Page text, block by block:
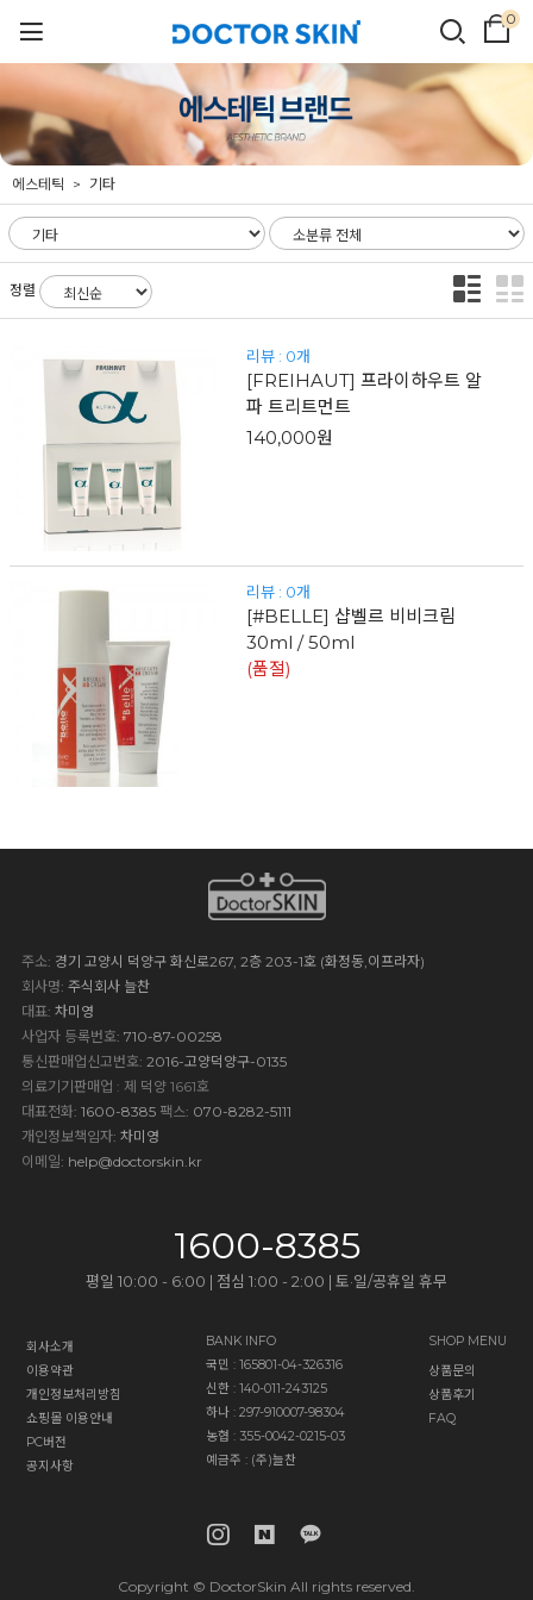
0
에스테틱 기타
정렬
리뷰 : 0개
[FREIHAUT] 프라이하우트 알
파 트리트먼트
140,000원
리뷰 : 0개
[#BELLE] 샵벨르 비비크림
30ml / 50ml
(품절)
주소: 경기 고양시 덕양구 화신로267, 2층 203-1호 (화정동,이프라자)
회사명: 주식회사 늘찬
대표: 차미영
사업자 등록번호: 710-87-00258
통신판매업신고번호: 2016-고양덕양구-0135
의료기기판매업 : 제 덕양 1661호
대표전화: 1600-8385 팩스: 070-8282-5111
개인정보책임자: 차미영
이메일: help@doctorskin.kr
1600-8385
평일 10:00 - 6:00 | 점심 1:00 - 2:00 | 토·일/공휴일 휴무
회사소개
이용약관
개인정보처리방침
쇼핑몰 이용안내
PC버전
공지사항
BANK INFO
국민 : 165801-04-326316
신한 : 140-011-243125
하나 : 297-910007-98304
농협 : 355-0042-0215-03
예금주 : (주)늘찬
SHOP MENU
상품문의
상품후기
FAQ
Copyright © DoctorSkin All rights reserved.